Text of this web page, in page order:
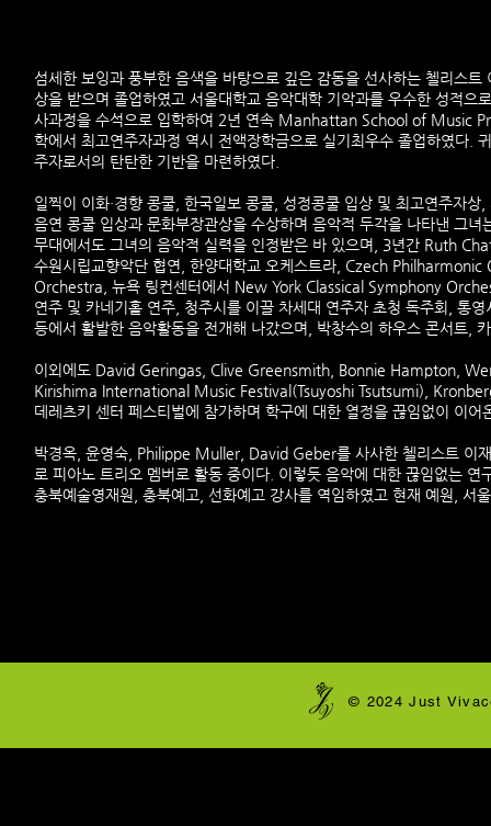
섬세한 보잉과 풍부한 음색을 바탕으로 깊은 감동을 선사하는 첼리스
상을 받으며 졸업하였고 서울대학교 음악대학 기악과를 우수한 성적
사과정을 수석으로 입학하여 2년 연속 Manhattan School of Music
학에서 최고연주자과정 역시 전액장학금으로 실기최우수 졸업하였다.
주자로서의 탄탄한 기반을 마련하였다.
일찍이 이화·경향 콩쿨, 한국일보 콩쿨, 성정콩쿨 입상 및 최고연주자
음연 콩쿨 입상과 문화부장관상을 수상하며 음악적 두각을 나타낸
무대에서도 그녀의 음악적 실력을 인정받은 바 있으며, 3년간 Ruth
수원시립교향악단 협연, 한양대학교 오케스트라, Czech
Orchestra, 뉴욕 링컨센터에서 New York Classical Symphony
연주 및 카네기홀 연주, 청주시를 이끌 차세대 연주자 초청 독주회, 통
등에서 활발한 음악활동을 전개해 나갔으며, 박창수의 하우스 콘서트,
이외에도 David Geringas, Clive Greensmith, Bonnie Hampton,
Kirishima International Music Festival(Tsuyoshi Tsutsumi),
데레츠키 센터 페스티벌에 참가하며 학구에 대한 열정을 끊임없이 이어
박경옥, 윤영숙, Philippe Muller, David Geber를 사사한 첼리스트 이
로 피아노 트리오 멤버로 활동 중이다. 이렇듯 음악에 대한 끊임없는
충북예술영재원, 충북예고, 선화예고 강사를 역임하였고 현재 예원, 서
​© 2024 Just